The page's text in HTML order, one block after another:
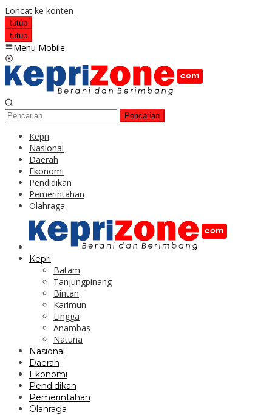
Loncat ke konten
tutup
tutup
Menu Mobile
Pencarian
Kepri
Nasional
Daerah
Ekonomi
Pendidikan
Pemerintahan
Olahraga
Kepri
Batam
Tanjungpinang
Bintan
Karimun
Lingga
Anambas
Natuna
Nasional
Daerah
Ekonomi
Pendidikan
Pemerintahan
Olahraga